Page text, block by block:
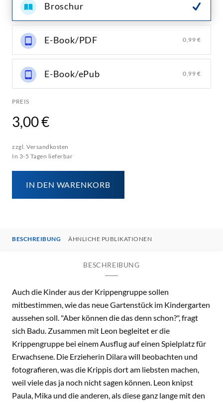
Broschur
E-Book/PDF 0,99 €
E-Book/ePub 0,99 €
PREIS
3,00 €
zzgl. Versandkosten
In 3-5 Tagen lieferbar
IN DEN WARENKORB
BESCHREIBUNG ÄHNLICHE PUBLIKATIONEN
BESCHREIBUNG
Auch die Kinder aus der Krippengruppe sollen
mitbestimmen, wie das neue Gartenstück im Kindergarten
aussehen soll. "Aber können die das denn schon?", fragt
sich Badu. Zusammen mit Leon begleitet er die
Krippengruppe bei einem Ausflug auf einen Spielplatz für
Erwachsene. Die Erzieherin Dilara will beobachten und
fotografieren, was die Krippis dort am liebsten machen,
weil viele das ja noch nicht sagen können. Leon knipst
Paula, Mika und die anderen, als diese ganz lange mit den